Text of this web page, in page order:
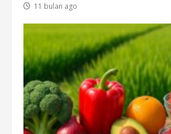
11 bulan ago